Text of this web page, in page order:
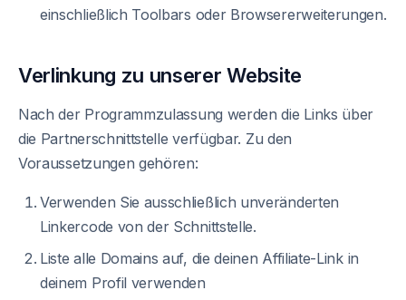
einschließlich Toolbars oder Browsererweiterungen.
Verlinkung zu unserer Website
Nach der Programmzulassung werden die Links über
die Partnerschnittstelle verfügbar. Zu den
Voraussetzungen gehören:
Verwenden Sie ausschließlich unveränderten
Linkercode von der Schnittstelle.
Liste alle Domains auf, die deinen Affiliate-Link in
deinem Profil verwenden